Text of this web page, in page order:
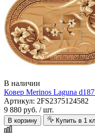
В наличии
Ковер Merinos Laguna
Артикул: 2FS2375124582
9 880 руб. / шт.
В корзину Купить в 1